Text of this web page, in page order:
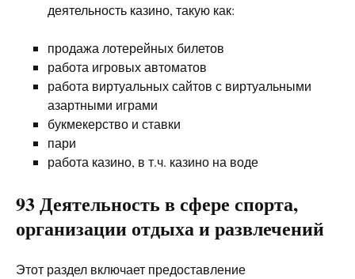
деятельность казино, такую как:
продажа лотерейных билетов
работа игровых автоматов
работа виртуальных сайтов с виртуальными
азартными играми
букмекерство и ставки
пари
работа казино, в т.ч. казино на воде
93 Деятельность в сфере спорта,
организации отдыха и развлечений
Этот раздел включает предоставление